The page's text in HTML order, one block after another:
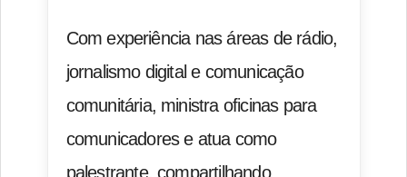
Com experiência nas áreas de rádio,
jornalismo digital e comunicação
comunitária, ministra oficinas para
comunicadores e atua como
palestrante, compartilhando